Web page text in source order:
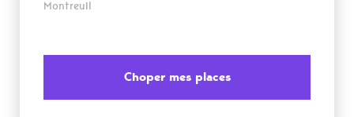
Montreuil
Choper mes places